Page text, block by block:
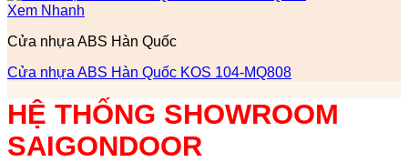
Xem Nhanh
Cửa nhựa ABS Hàn Quốc
Cửa nhựa ABS Hàn Quốc KOS 104-MQ808
HỆ THỐNG SHOWROOM
SAIGONDOOR